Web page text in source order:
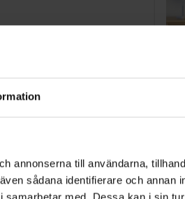
annonserna till användarna,
sådana identifierare och annan
med. Dessa kan i sin